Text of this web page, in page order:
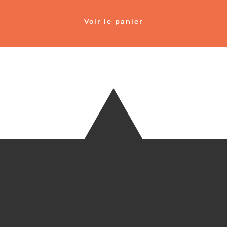
Voir le panier